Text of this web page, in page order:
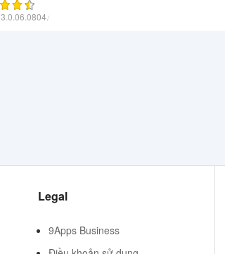
3.0.06.0804.09
Legal
9Apps Business